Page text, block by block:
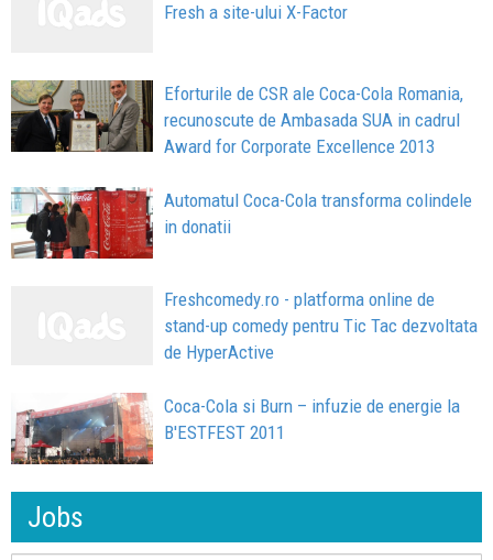
Fresh a site-ului X-Factor
Eforturile de CSR ale Coca-Cola Romania,
recunoscute de Ambasada SUA in cadrul
Award for Corporate Excellence 2013
Automatul Coca-Cola transforma colindele
in donatii
Freshcomedy.ro - platforma online de
stand-up comedy pentru Tic Tac dezvoltata
de HyperActive
Coca-Cola si Burn – infuzie de energie la
B'ESTFEST 2011
Jobs